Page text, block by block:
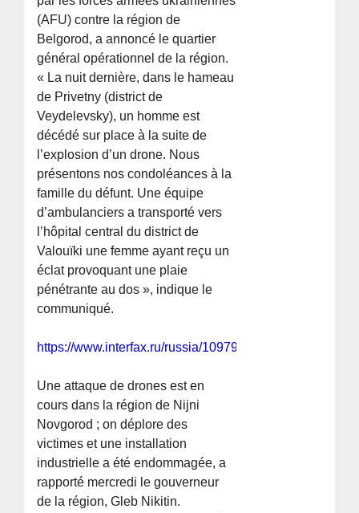
(AFU) contre la région de
Belgorod, a annoncé le quartier
général opérationnel de la région.
« La nuit dernière, dans le hameau
de Privetny (district de
Veydelevsky), un homme est
décédé sur place à la suite de
l’explosion d’un drone. Nous
présentons nos condoléances à la
famille du défunt. Une équipe
d’ambulanciers a transporté vers
l’hôpital central du district de
Valouïki une femme ayant reçu un
éclat provoquant une plaie
pénétrante au dos », indique le
communiqué.
https://www.interfax.ru/russia/1097928
Une attaque de drones est en
cours dans la région de Nijni
Novgorod ; on déplore des
victimes et une installation
industrielle a été endommagée, a
rapporté mercredi le gouverneur
de la région, Gleb Nikitin.